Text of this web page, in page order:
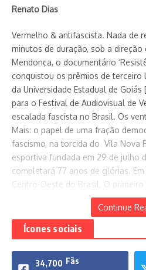
Renato Dias
Vermelho & antifascista. Nada de
minutos de duração, sob a direção
Mendonça, o documentário
conquistou os prêmios de terceiro
da Universidade Estadual de
para o Festival de Audiovisual de
escalada fascista no Brasil. Os
Mais: o papel de uma fração
fascismo, na torcida do Vila Nova
esportiva fundada em 29 de julho
completará 77 anos de glórias.
Centro-Oeste do Brasil. O primeiro
de uma competição nacional, em
[1961, 1962 e 1963]. O primeiro
1970]. O primeiro a participar de
Internacional, a Conmebol, em
registrado no Estádio Serra
2010 a 2020.
Continue
Ícones sociais
34,700 Fãs